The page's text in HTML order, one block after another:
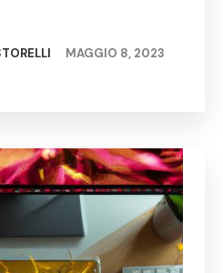
la sicurezza
anche grazie …
MAGGIO 8, 2023